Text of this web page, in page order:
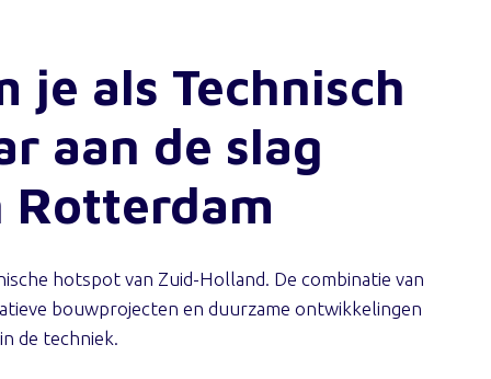
je als Technisch
aan de slag
Rotterdam
hotspot van Zuid-Holland. De combinatie van
bouwprojecten en duurzame ontwikkelingen
de techniek.